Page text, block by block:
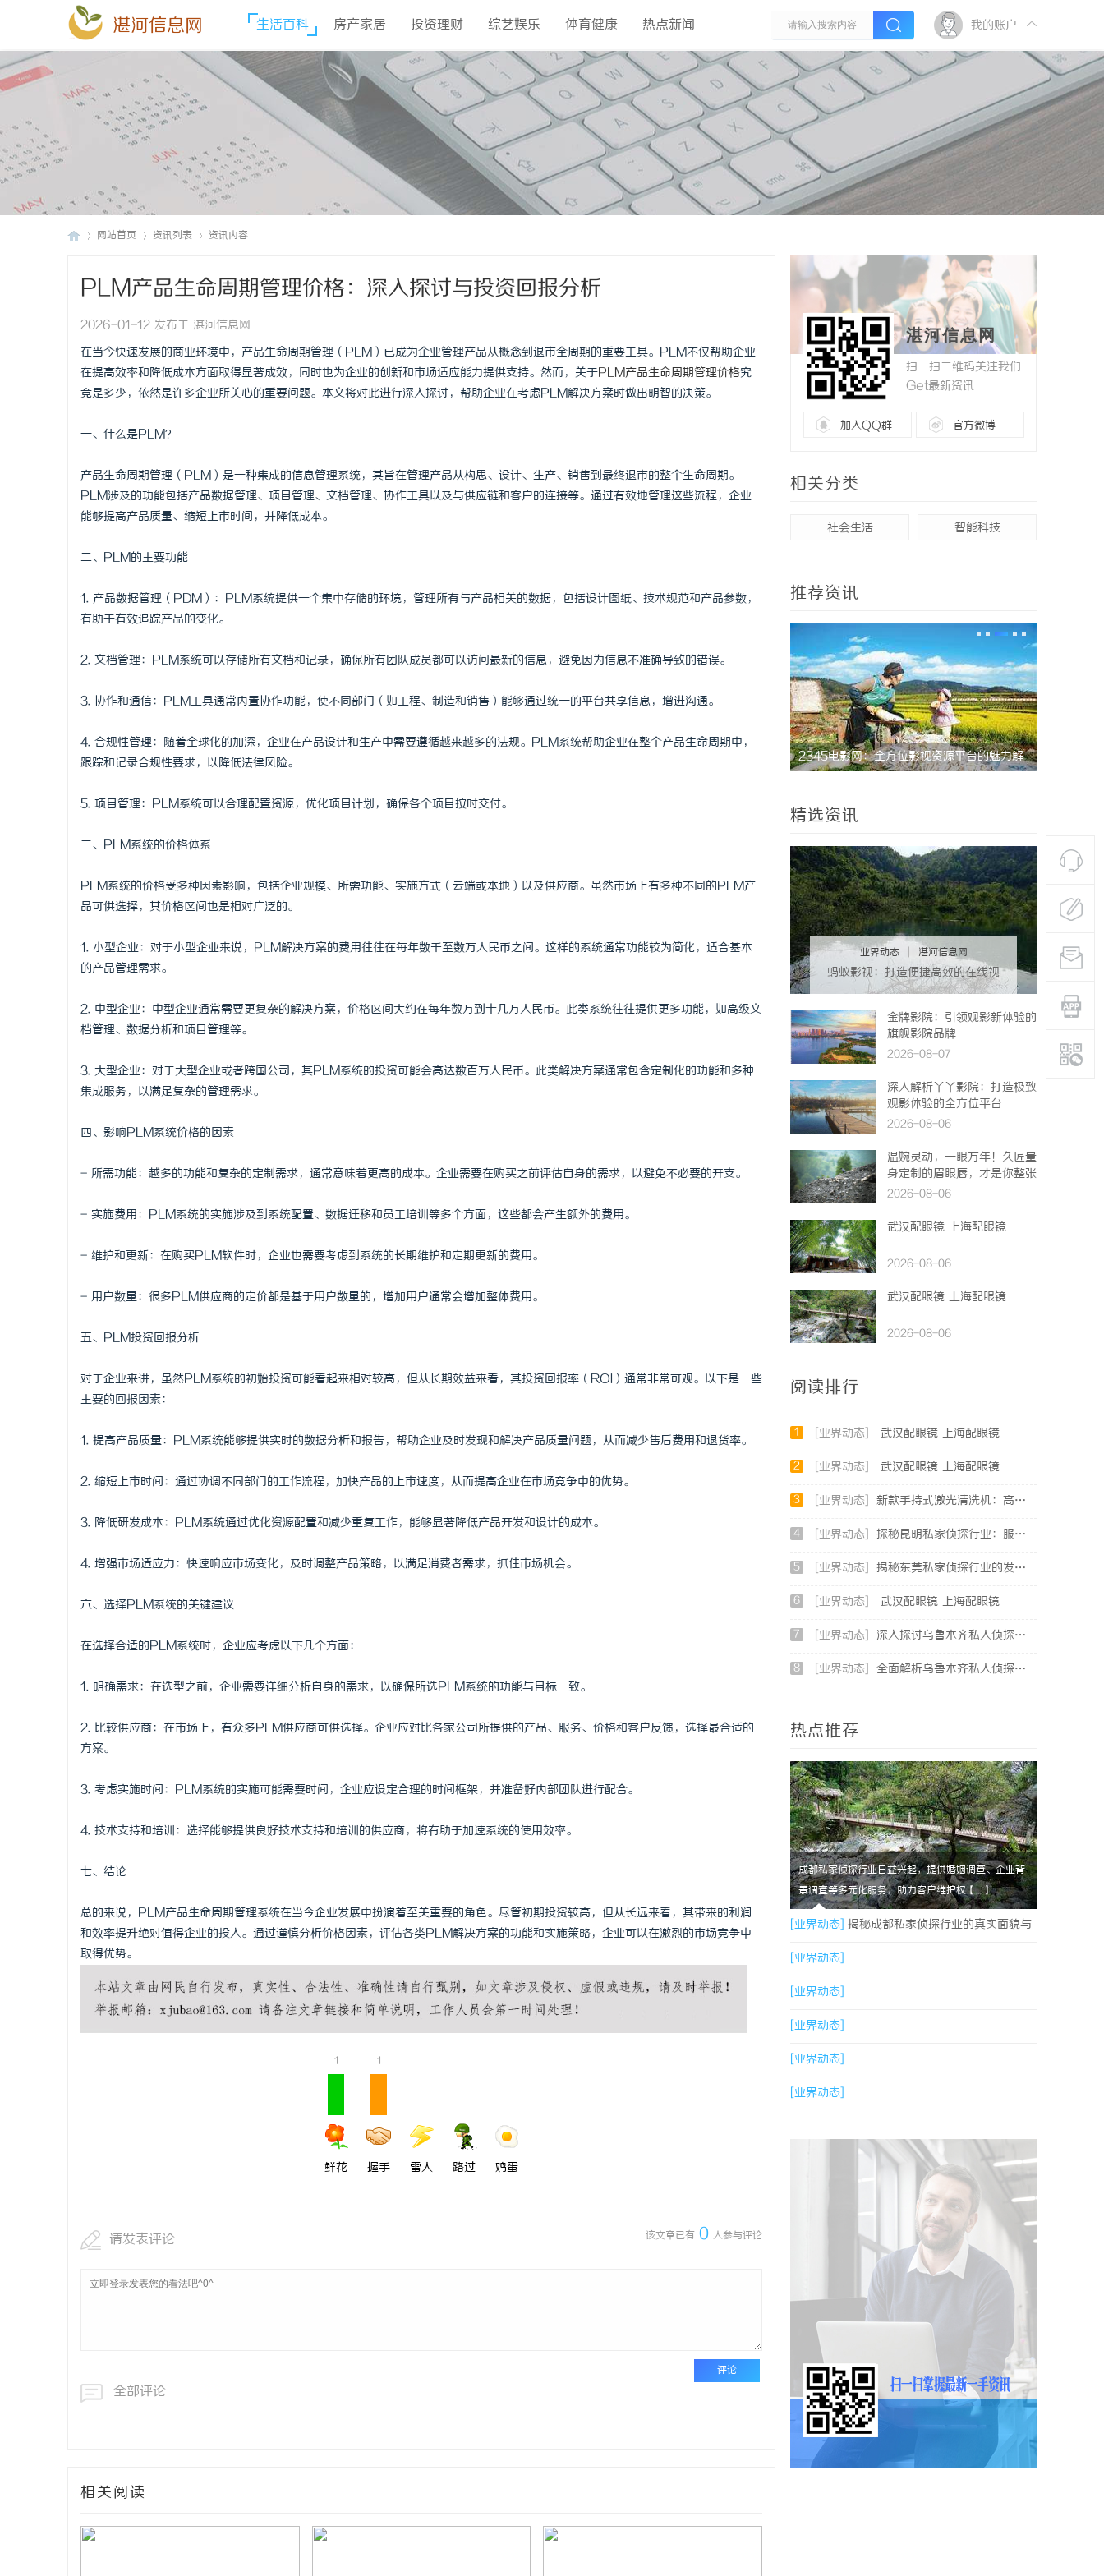
湛河信息网 生活百科 房产家居 投资理财 综艺娱乐 体育健康 热点新闻 我的账户
网站首页 资讯列表 资讯内容
PLM产品生命周期管理价格：深入探讨与投资回报分析
2026-01-12 发布于 湛河信息网
在当今快速发展的商业环境中，产品生命周期管理（PLM）已成为企业管理产品从概念到退市全周期的重要工具。PLM不仅帮助企业
在提高效率和降低成本方面取得显著成效，同时也为企业的创新和市场适应能力提供支持。然而，关于PLM产品生命周期管理价格究
竟是多少，依然是许多企业所关心的重要问题。本文将对此进行深入探讨，帮助企业在考虑PLM解决方案时做出明智的决策。
一、什么是PLM？
产品生命周期管理（PLM）是一种集成的信息管理系统，其旨在管理产品从构思、设计、生产、销售到最终退市的整个生命周期。
PLM涉及的功能包括产品数据管理、项目管理、文档管理、协作工具以及与供应链和客户的连接等。通过有效地管理这些流程，企业
能够提高产品质量、缩短上市时间，并降低成本。
二、PLM的主要功能
1. 产品数据管理（PDM）：PLM系统提供一个集中存储的环境，管理所有与产品相关的数据，包括设计图纸、技术规范和产品参数，
有助于有效追踪产品的变化。
2. 文档管理：PLM系统可以存储所有文档和记录，确保所有团队成员都可以访问最新的信息，避免因为信息不准确导致的错误。
3. 协作和通信：PLM工具通常内置协作功能，使不同部门（如工程、制造和销售）能够通过统一的平台共享信息，增进沟通。
4. 合规性管理：随着全球化的加深，企业在产品设计和生产中需要遵循越来越多的法规。PLM系统帮助企业在整个产品生命周期中，
跟踪和记录合规性要求，以降低法律风险。
5. 项目管理：PLM系统可以合理配置资源，优化项目计划，确保各个项目按时交付。
三、PLM系统的价格体系
PLM系统的价格受多种因素影响，包括企业规模、所需功能、实施方式（云端或本地）以及供应商。虽然市场上有多种不同的PLM产
品可供选择，其价格区间也是相对广泛的。
1. 小型企业：对于小型企业来说，PLM解决方案的费用往往在每年数千至数万人民币之间。这样的系统通常功能较为简化，适合基本
的产品管理需求。
2. 中型企业：中型企业通常需要更复杂的解决方案，价格区间大约在每年数万到十几万人民币。此类系统往往提供更多功能，如高级文
档管理、数据分析和项目管理等。
3. 大型企业：对于大型企业或者跨国公司，其PLM系统的投资可能会高达数百万人民币。此类解决方案通常包含定制化的功能和多种
集成服务，以满足复杂的管理需求。
四、影响PLM系统价格的因素
- 所需功能：越多的功能和复杂的定制需求，通常意味着更高的成本。企业需要在购买之前评估自身的需求，以避免不必要的开支。
- 实施费用：PLM系统的实施涉及到系统配置、数据迁移和员工培训等多个方面，这些都会产生额外的费用。
- 维护和更新：在购买PLM软件时，企业也需要考虑到系统的长期维护和定期更新的费用。
- 用户数量：很多PLM供应商的定价都是基于用户数量的，增加用户通常会增加整体费用。
五、PLM投资回报分析
对于企业来讲，虽然PLM系统的初始投资可能看起来相对较高，但从长期效益来看，其投资回报率（ROI）通常非常可观。以下是一些
主要的回报因素：
1. 提高产品质量：PLM系统能够提供实时的数据分析和报告，帮助企业及时发现和解决产品质量问题，从而减少售后费用和退货率。
2. 缩短上市时间：通过协调不同部门的工作流程，加快产品的上市速度，从而提高企业在市场竞争中的优势。
3. 降低研发成本：PLM系统通过优化资源配置和减少重复工作，能够显著降低产品开发和设计的成本。
4. 增强市场适应力：快速响应市场变化，及时调整产品策略，以满足消费者需求，抓住市场机会。
六、选择PLM系统的关键建议
在选择合适的PLM系统时，企业应考虑以下几个方面：
1. 明确需求：在选型之前，企业需要详细分析自身的需求，以确保所选PLM系统的功能与目标一致。
2. 比较供应商：在市场上，有众多PLM供应商可供选择。企业应对比各家公司所提供的产品、服务、价格和客户反馈，选择最合适的
方案。
3. 考虑实施时间：PLM系统的实施可能需要时间，企业应设定合理的时间框架，并准备好内部团队进行配合。
4. 技术支持和培训：选择能够提供良好技术支持和培训的供应商，将有助于加速系统的使用效率。
七、结论
总的来说，PLM产品生命周期管理系统在当今企业发展中扮演着至关重要的角色。尽管初期投资较高，但从长远来看，其带来的利润
和效率提升绝对值得企业的投入。通过谨慎分析价格因素，评估各类PLM解决方案的功能和实施策略，企业可以在激烈的市场竞争中
取得优势。
1
鲜花
1
握手 雷人 路过 鸡蛋
该文章已有 0 人参与评论
请发表评论
评论
全部评论
相关阅读
湛河信息网
扫一扫二维码关注我们
Get最新资讯
加入QQ群 官方微博
相关分类
社会生活 智能科技
推荐资讯
2345电影网：全方位影视资源平台的魅力解
精选资讯
业界动态 湛河信息网
蚂蚁影视：打造便捷高效的在线视
频观影新体验
金牌影院：引领观影新体验的
旗舰影院品牌
2026-08-07
深入解析丫丫影院：打造极致
观影体验的全方位平台
2026-08-06
温婉灵动，一眼万年！久匠量
身定制的眉眼唇，才是你整张
脸的点睛之笔！淡颜系女生的
2026-08-06
武汉配眼镜 上海配眼镜
2026-08-06
武汉配眼镜 上海配眼镜
2026-08-06
阅读排行
1 [业界动态] 武汉配眼镜 上海配眼镜
2 [业界动态] 武汉配眼镜 上海配眼镜
3 [业界动态] 新款手持式激光清洗机：高效清洁的新时代
4 [业界动态] 探秘昆明私家侦探行业：服务、优势与法律守护
5 [业界动态] 揭秘东莞私家侦探行业的发展与服务价值
6 [业界动态] 武汉配眼镜 上海配眼镜
7 [业界动态] 深入探讨乌鲁木齐私人侦探行业的现状与发展趋势
8 [业界动态] 全面解析乌鲁木齐私人侦探服务的优势与应用
热点推荐
成都私家侦探行业日益兴起，提供婚姻调查、企业背
景调查等多元化服务，助力客户维护权【....】
[业界动态] 揭秘成都私家侦探行业的真实面貌与
专业服务
[业界动态]
[业界动态]
[业界动态]
[业界动态]
[业界动态]